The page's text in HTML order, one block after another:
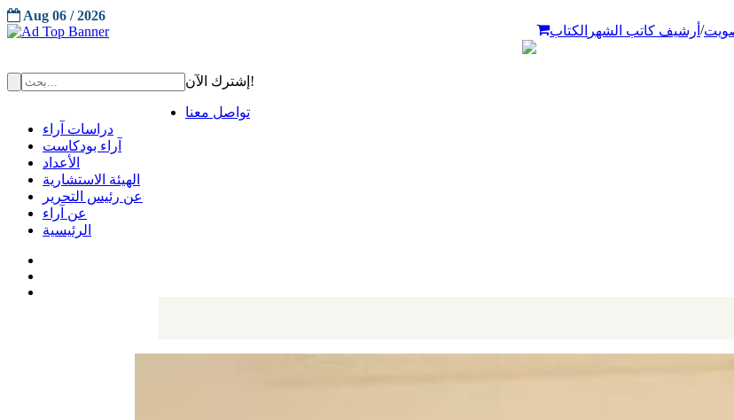
/ أرشيف كاتب الشهر الكتاب
Aug 06 / 2026
إشترك الآن!
تواصل معنا
دراسات آراء
آراء بودكاست
الأعداد
الهيئة الاستشارية
عن رئيس التحرير
عن آراء
الرئيسية